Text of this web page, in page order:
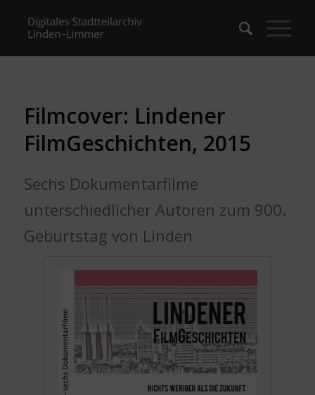
Filmcover: Lindener
FilmGeschichten, 2015
Sechs Dokumentarfilme
unterschiedlicher Autoren zum 900.
Geburtstag von Linden